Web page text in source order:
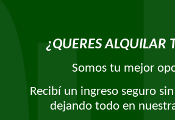
¿QUERES ALQUILAR
Somos tu mejor
Recibí un ingreso seguro
dejando todo en